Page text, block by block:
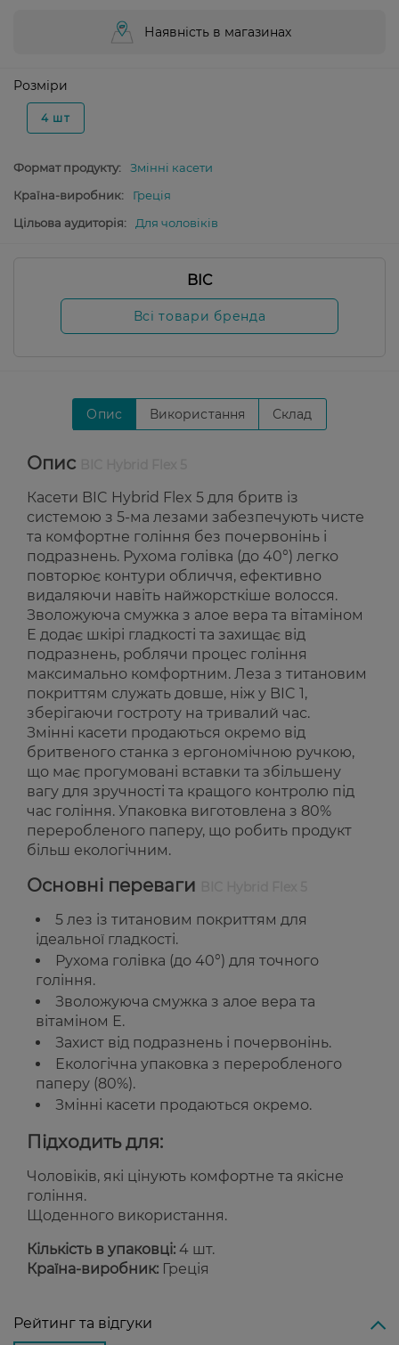
Наявність в магазинах
Розміри
4 шт
Формат продукту:
Змінні касети
Країна-виробник:
Греція
Цільова аудиторія:
Для чоловіків
BIC
Всі товари бренда
Опис Використання Склад
Опис
Касети BIC Hybrid Flex 5 для бритв із
системою з 5-ма лезами забезпечують чисте
та комфортне гоління без почервонінь і
подразнень. Рухома голівка (до 40°) легко
повторює контури обличчя, ефективно
видаляючи навіть найжорсткіше волосся.
Зволожуюча смужка з алое вера та вітаміном
Е додає шкірі гладкості та захищає від
подразнень, роблячи процес гоління
максимально комфортним. Леза з титановим
покриттям служать довше, ніж у BIC 1,
зберігаючи гостроту на тривалий час.
Змінні касети продаються окремо від
бритвеного станка з ергономічною ручкою,
що має прогумовані вставки та збільшену
вагу для зручності та кращого контролю під
час гоління. Упаковка виготовлена з 80%
переробленого паперу, що робить продукт
більш екологічним.
Основні переваги
5 лез із титановим покриттям для
ідеальної гладкості.
Рухома голівка (до 40°) для точного
гоління.
Зволожуюча смужка з алое вера та
вітаміном Е.
Захист від подразнень і почервонінь.
Екологічна упаковка з переробленого
паперу (80%).
Змінні касети продаються окремо.
Підходить для:
Чоловіків, які цінують комфортне та якісне
гоління.
Щоденного використання.
Кількість в упаковці: 4 шт.
Країна-виробник: Греція
Рейтинг та відгуки